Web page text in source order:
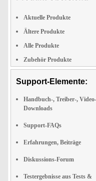
Aktuelle Produkte
Ältere Produkte
Alle Produkte
Zubehör Produkte
Support-Elemente:
Handbuch-, Treiber-, Video-
Downloads
Support-FAQs
Erfahrungen, Beiträge
Diskussions-Forum
Testergebnisse aus Tests &